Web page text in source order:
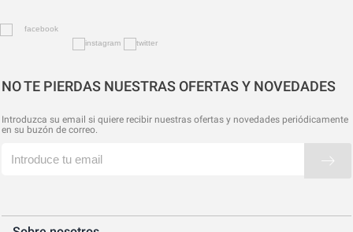
NO TE PIERDAS NUESTRAS OFERTAS Y NOVEDADES
Introduzca su email si quiere recibir nuestras ofertas y novedades periódicamente
en su buzón de correo.